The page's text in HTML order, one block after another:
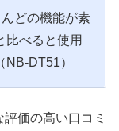
どの機能が素
比べると使用
DT51）
価の高い口コミ